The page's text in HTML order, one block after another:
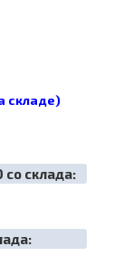
складе)
со склада: